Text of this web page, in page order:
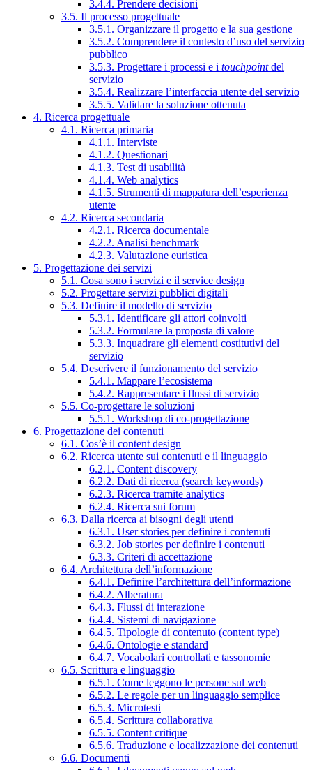
3.4.4. Prendere decisioni
3.5. Il processo progettuale
3.5.1. Organizzare il progetto e la sua gestione
3.5.2. Comprendere il contesto d’uso del servizio
pubblico
3.5.3. Progettare i processi e i touchpointdel
servizio
3.5.4. Realizzare l’interfaccia utente del servizio
3.5.5. Validare la soluzione ottenuta
4. Ricerca progettuale
4.1. Ricerca primaria
4.1.1. Interviste
4.1.2. Questionari
4.1.3. Test di usabilità
4.1.4. Web analytics
4.1.5. Strumenti di mappatura dell’esperienza
utente
4.2. Ricerca secondaria
4.2.1. Ricerca documentale
4.2.2. Analisi benchmark
4.2.3. Valutazione euristica
5. Progettazione dei servizi
5.1. Cosa sono i servizi e il service design
5.2. Progettare servizi pubblici digitali
5.3. Definire il modello di servizio
5.3.1. Identificare gli attori coinvolti
5.3.2. Formulare la proposta di valore
5.3.3. Inquadrare gli elementi costitutivi del
servizio
5.4. Descrivere il funzionamento del servizio
5.4.1. Mappare l’ecosistema
5.4.2. Rappresentare i flussi di servizio
5.5. Co-progettare le soluzioni
5.5.1. Workshop di co-progettazione
6. Progettazione dei contenuti
6.1. Cos’è il content design
6.2. Ricerca utente sui contenuti e il linguaggio
6.2.1. Content discovery
6.2.2. Dati di ricerca (search keywords)
6.2.3. Ricerca tramite analytics
6.2.4. Ricerca sui forum
6.3. Dalla ricerca ai bisogni degli utenti
6.3.1. User stories per definire i contenuti
6.3.2. Job stories per definire i contenuti
6.3.3. Criteri di accettazione
6.4. Architettura dell’informazione
6.4.1. Definire l’architettura dell’informazione
6.4.2. Alberatura
6.4.3. Flussi di interazione
6.4.4. Sistemi di navigazione
6.4.5. Tipologie di contenuto (content type)
6.4.6. Ontologie e standard
6.4.7. Vocabolari controllati e tassonomie
6.5. Scrittura e linguaggio
6.5.1. Come leggono le persone sul web
6.5.2. Le regole per un linguaggio semplice
6.5.3. Microtesti
6.5.4. Scrittura collaborativa
6.5.5. Content critique
6.5.6. Traduzione e localizzazione dei contenuti
6.6. Documenti